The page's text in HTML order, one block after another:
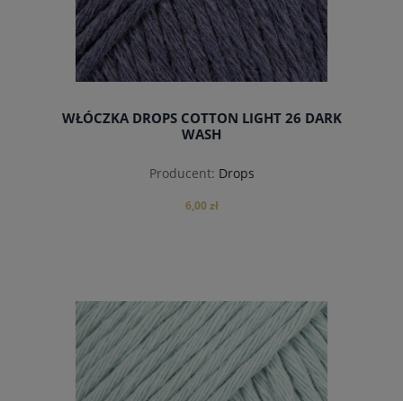
WŁÓCZKA DROPS COTTON LIGHT 26 DARK
WASH
Producent: Drops
6,00 zł
do koszyka